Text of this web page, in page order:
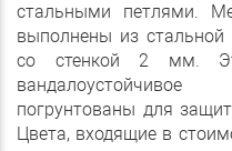
стальными петлями.
выполнены из
со стенкой 2 мм.
погрунтованы для
Цвета, входящие в